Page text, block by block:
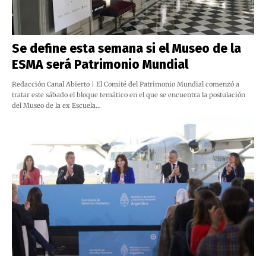
Se define esta semana si el Museo de la
ESMA será Patrimonio Mundial
Redacción Canal Abierto | El Comité del Patrimonio Mundial comenzó a
tratar este sábado el bloque temático en el que se encuentra la postulación
del Museo de la ex Escuela…